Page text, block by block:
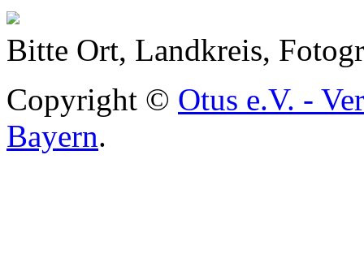
Bitte Ort, Landkreis,
Copyright © Otus e.V. -
Bayern.